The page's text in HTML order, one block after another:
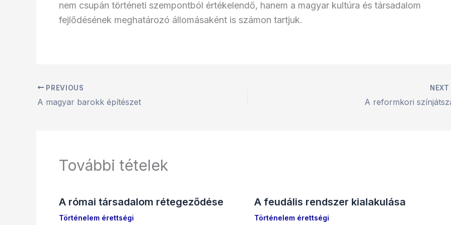
nem csupán történeti szempontból értékelendő, hanem a magyar kultúra és társadalom
fejlődésének meghatározó állomásaként is számon tartjuk.
PREVIOUS
A magyar barokk építészet
NEXT
A reformkori
További tételek
A római társadalom rétegeződése
Történelem érettségi
A feudális rendszer kialakulása
Történelem érettségi